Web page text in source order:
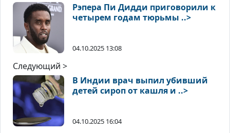
Рэпера Пи Дидди приговорили к
четырем годам тюрьмы ..>
04.10.2025 13:08
Следующий >
В Индии врач выпил убивший
детей сироп от кашля и ..>
04.10.2025 16:04